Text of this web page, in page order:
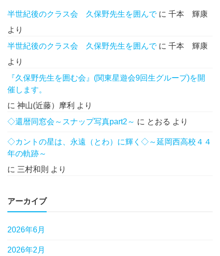
半世紀後のクラス会 久保野先生を囲んでに 千本 輝康
より
半世紀後のクラス会 久保野先生を囲んでに 千本 輝康
より
『久保野先生を囲む会』(関東星遊会9回生グループ)を開
催します。
に 神山(近藤）摩利 より
◇還暦同窓会～スナップ写真part2～ に とおる より
◇カントの星は、永遠（とわ）に輝く◇～延岡西高校４４
年の軌跡～
に 三村和則 より
アーカイブ
2026年6月
2026年2月